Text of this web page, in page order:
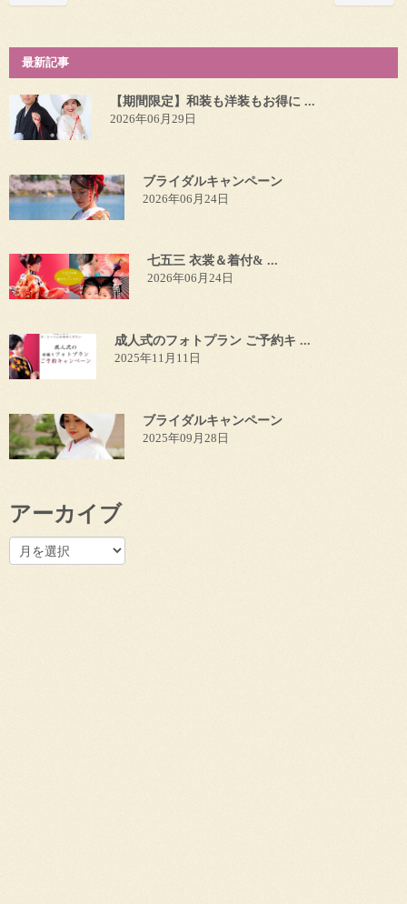
最新記事
【期間限定】和装も洋装もお得に ...
2026年06月29日
ブライダルキャンペーン
2026年06月24日
七五三 衣裳＆着付& ...
2026年06月24日
成人式のフォトプラン ご予約キ ...
2025年11月11日
ブライダルキャンペーン
2025年09月28日
アーカイブ